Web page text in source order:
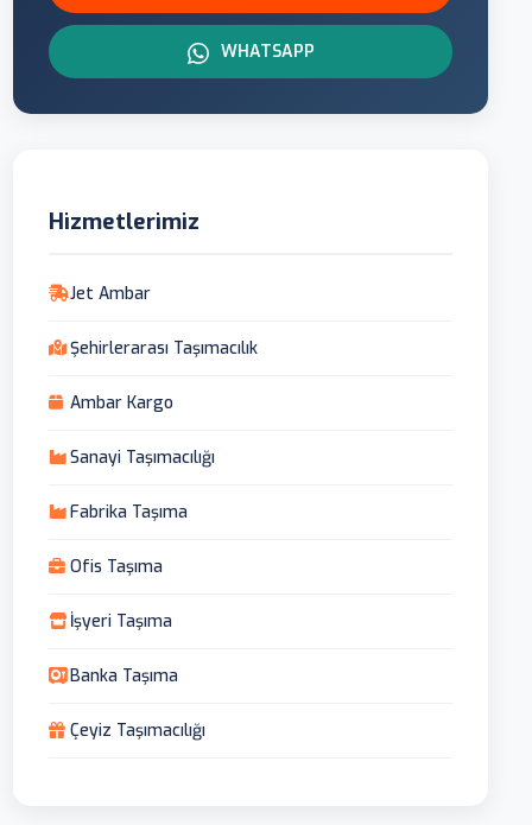
WHATSAPP
Hizmetlerimiz
Jet Ambar
Şehirlerarası Taşımacılık
Ambar Kargo
Sanayi Taşımacılığı
Fabrika Taşıma
Ofis Taşıma
İşyeri Taşıma
Banka Taşıma
Çeyiz Taşımacılığı